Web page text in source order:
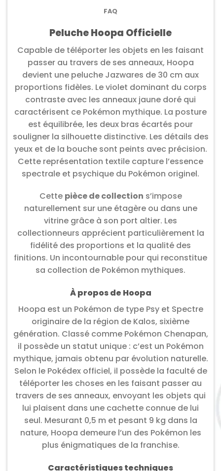
FAQ
Peluche Hoopa Officielle
Capable de téléporter les objets en les faisant
passer au travers de ses anneaux, Hoopa
devient une peluche Jazwares de 30 cm aux
proportions fidèles. Le violet dominant du corps
contraste avec les anneaux jaune doré qui
caractérisent ce Pokémon mythique. La posture
est équilibrée, les deux bras écartés pour
souligner la silhouette distinctive. Les détails des
yeux et de la bouche sont peints avec précision.
Cette représentation textile capture l’essence
spectrale et psychique du Pokémon originel.
Cette pièce de collection s’impose
naturellement sur une étagère ou dans une
vitrine grâce à son port altier. Les
collectionneurs apprécient particulièrement la
fidélité des proportions et la qualité des
finitions. Un incontournable pour qui reconstitue
sa collection de Pokémon mythiques.
À propos de Hoopa
Hoopa est un Pokémon de type Psy et Spectre
originaire de la région de Kalos, sixième
génération. Classé comme Pokémon Chenapan,
il possède un statut unique : c’est un Pokémon
mythique, jamais obtenu par évolution naturelle.
Selon le Pokédex officiel, il possède la faculté de
téléporter les choses en les faisant passer au
travers de ses anneaux, envoyant les objets qui
lui plaisent dans une cachette connue de lui
seul. Mesurant 0,5 m et pesant 9 kg dans la
nature, Hoopa demeure l’un des Pokémon les
plus énigmatiques de la franchise.
Caractéristiques techniques